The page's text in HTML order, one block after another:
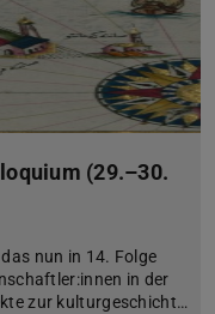
(29.–30.
nun in 14. Folge
in der
zur kulturgeschicht…